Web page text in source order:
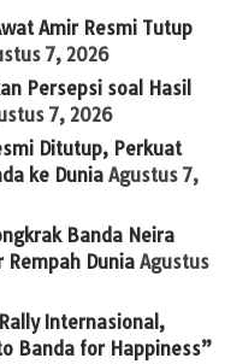
Amir Resmi Tutup
7, 2026
Persepsi soal Hasil
7, 2026
Ditutup, Perkuat
ke Dunia Agustus 7,
Banda Neira
Dunia Agustus
Internasional,
Banda for Happiness”